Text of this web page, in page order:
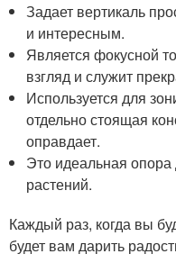
Задает вертикаль
и интересным.
Является фокусной
взгляд и служит
Используется для
отдельно стоящая
оправдает.
Это идеальная
растений.
Каждый раз, когда вы
будет вам дарить